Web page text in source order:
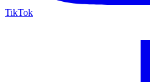
TikTok